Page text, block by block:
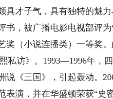
具才子气，具有独特的魅
书，被广播电影电视部评
奖（小说连播类）一等奖
私访》。1993—1996年，
说《三国》，引起轰动。
表演，并在华盛顿荣获“史